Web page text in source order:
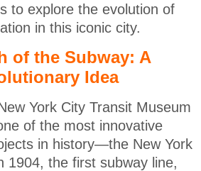
to explore the evolution of
in this iconic city.
of the Subway: A
Idea
York City Transit Museum
of the most innovative
in history—the New York
1904, the first subway line,